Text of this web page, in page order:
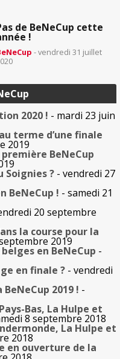
de BeNeCup cette
!
- vendredi 31 juillet
2020 ! - mardi 23 juin
terme d’une finale
2019
BeNeCup
Soignies ? - vendredi 27
BeNeCup ! - samedi 21
20 septembre
la course pour la
2019
en BeNeCup -
en finale ? - vendredi
2019 ! -
Bas, La Hulpe et
8 septembre 2018
La Hulpe et
2018
en ouverture de la